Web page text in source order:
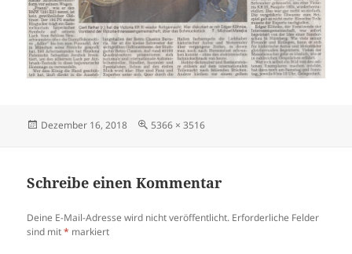
Veröffentlicht
Dezember 16, 2018 Originalgröße
5366 × 3516
Schreibe einen Kommentar
Deine E-Mail-Adresse wird nicht veröffentlicht. Erforderliche Felder
sind mit* markiert